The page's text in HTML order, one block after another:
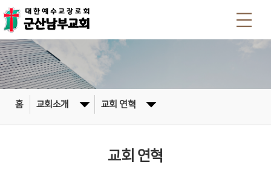
홈 교회소개 교회 연혁
교회 연혁